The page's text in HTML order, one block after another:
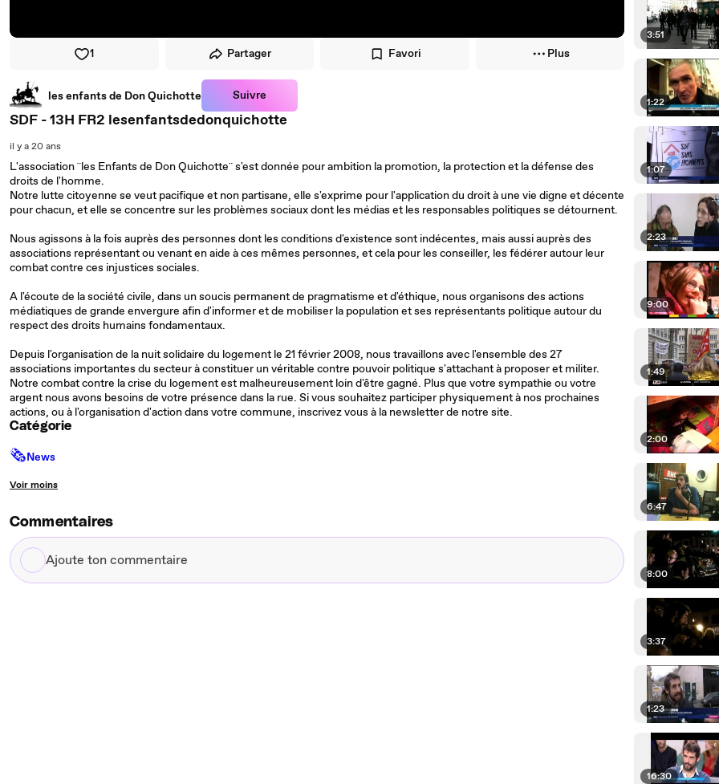
1 Partager Favori Plus
les enfants de Don Quichotte Suivre
SDF - 13H FR2 lesenfantsdedonquichotte
il y a 20 ans
L'association ¨les Enfants de Don Quichotte¨ s'est donnée pour ambition la promotion, la protection et la défense des
droits de l'homme.
Notre lutte citoyenne se veut pacifique et non partisane, elle s'exprime pour l'application du droit à une vie digne et décente
pour chacun, et elle se concentre sur les problèmes sociaux dont les médias et les responsables politiques se détournent.
Nous agissons à la fois auprès des personnes dont les conditions d'existence sont indécentes, mais aussi auprès des
associations représentant ou venant en aide à ces mêmes personnes, et cela pour les conseiller, les fédérer autour leur
combat contre ces injustices sociales.
A l'écoute de la société civile, dans un soucis permanent de pragmatisme et d'éthique, nous organisons des actions
médiatiques de grande envergure afin d'informer et de mobiliser la population et ses représentants politique autour du
respect des droits humains fondamentaux.
Depuis l'organisation de la nuit solidaire du logement le 21 février 2008, nous travaillons avec l'ensemble des 27
associations importantes du secteur à constituer un véritable contre pouvoir politique s'attachant à proposer et militer.
Notre combat contre la crise du logement est malheureusement loin d'être gagné. Plus que votre sympathie ou votre
argent nous avons besoins de votre présence dans la rue. Si vous souhaitez participer physiquement à nos prochaines
actions, ou à l'organisation d'action dans votre commune, inscrivez vous à la newsletter de notre site.
Catégorie
🗞News
Voir moins
Commentaires
Ajoute
ton
3:51
1:22
1:07
2:23
9:00
1:49
2:00
6:47
8:00
3:37
1:23
16:30